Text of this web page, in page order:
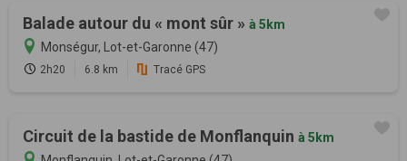
Balade autour du « mont sûr » à 5km
Monségur, Lot-et-Garonne (47)
2h20 6.8 km Tracé GPS
Circuit de la bastide de Monflanquin à 5km